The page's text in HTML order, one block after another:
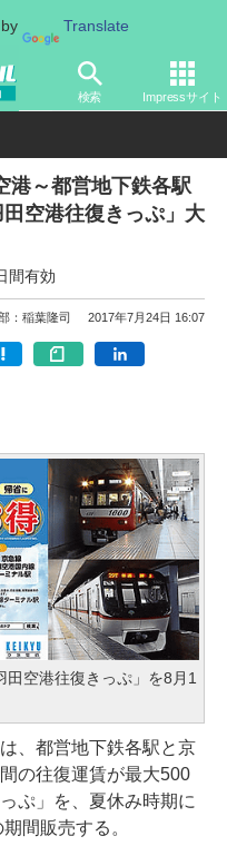
Translate
検索 Impressサイト
東京
港～都営地下鉄各駅
空港往復きっぷ」大
間有効
：稲葉隆司 2017年7月24日 16:07
空港往復きっぷ」を8月1
、都営地下鉄各駅と京
の往復運賃が最大500
ぷ」を、夏休み時期に
間販売する。